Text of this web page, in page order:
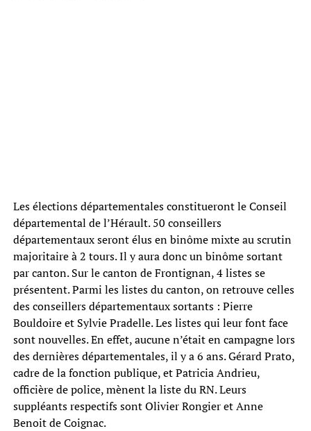
Les élections départementales constitueront le Conseil
départemental de l’Hérault. 50 conseillers
départementaux seront élus en binôme mixte au scrutin
majoritaire à 2 tours. Il y aura donc un binôme sortant
par canton. Sur le canton de Frontignan, 4 listes se
présentent. Parmi les listes du canton, on retrouve celles
des conseillers départementaux sortants : Pierre
Bouldoire et Sylvie Pradelle. Les listes qui leur font face
sont nouvelles. En effet, aucune n’était en campagne lors
des dernières départementales, il y a 6 ans. Gérard Prato,
cadre de la fonction publique, et Patricia Andrieu,
officière de police, mènent la liste du RN. Leurs
suppléants respectifs sont Olivier Rongier et Anne
Benoit de Coignac.